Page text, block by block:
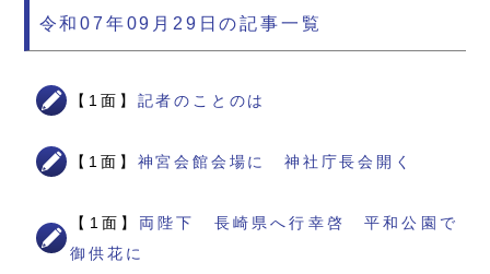
令和07年09月29日の記事一覧
【1面】 記者のことのは
【1面】 神宮会館会場に 神社庁長会開く
【1面】 両陛下 長崎県へ行幸啓 平和公園で
御供花に